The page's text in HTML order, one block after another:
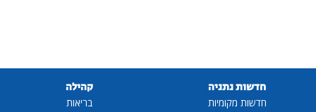
חדשות נתניה
חדשות מקומיות
קהילה
בריאות